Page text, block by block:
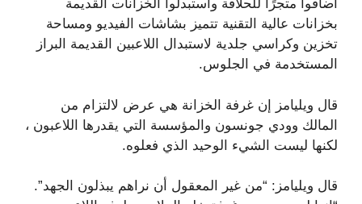
أضافوا متجرًا للحلاقة واستبدلوا الخزانات القديمة
بخزانات عالية التقنية تتميز بشاشات الفيديو ومساحة
تخزين وكراسي جلدية لاستبدال اللاعبين القديمة البراز
المستخدمة في الجلوس.
قال ويليامز إن غرفة الخزانة هي عرض لالتزام من
المالك وودي جونسون والمؤسسة التي يقدرها اللاعبون ،
لكنها ليست الشيء الوحيد الذي فعلوه.
قال ويليامز: “من غير المعقول أن نراهم يبذلون الجهد”.